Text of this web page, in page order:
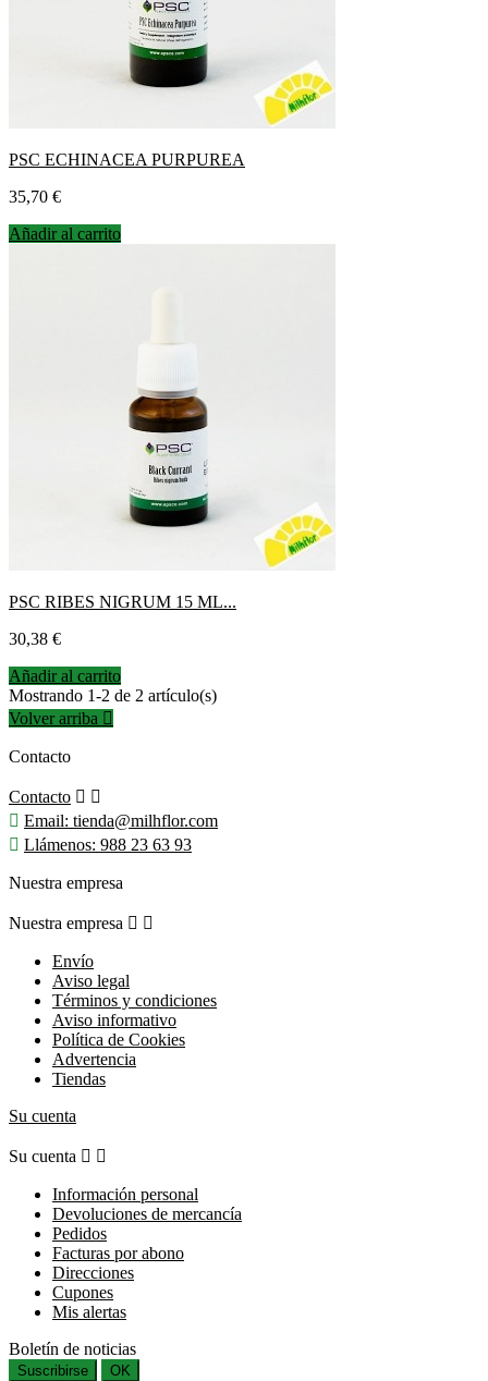
PSC ECHINACEA PURPUREA
Precio
35,70 €
Añadir al carrito
PSC RIBES NIGRUM 15 ML...
Precio
30,38 €
Añadir al carrito
Mostrando 1-2 de 2 artículo(s)
Volver arriba 
Contacto
Contacto  
 Email: tienda@milhflor.com
 Llámenos: 988 23 63 93
Nuestra empresa
Nuestra empresa  
Envío
Aviso legal
Términos y condiciones
Aviso informativo
Política de Cookies
Advertencia
Tiendas
Su cuenta
Su cuenta  
Información personal
Devoluciones de mercancía
Pedidos
Facturas por abono
Direcciones
Cupones
Mis alertas
Boletín de noticias
Suscribirse OK